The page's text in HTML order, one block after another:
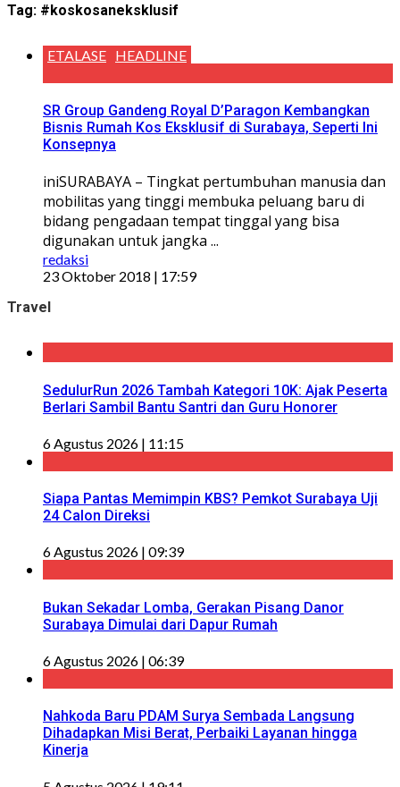
Tag: #koskosaneksklusif
ETALASE HEADLINE
SR Group Gandeng Royal D’Paragon Kembangkan
Bisnis Rumah Kos Eksklusif di Surabaya, Seperti Ini
Konsepnya
iniSURABAYA – Tingkat pertumbuhan manusia dan
mobilitas yang tinggi membuka peluang baru di
bidang pengadaan tempat tinggal yang bisa
digunakan untuk jangka ...
redaksi
23 Oktober 2018 | 17:59
Travel
SedulurRun 2026 Tambah Kategori 10K: Ajak Peserta
Berlari Sambil Bantu Santri dan Guru Honorer
6 Agustus 2026 | 11:15
Siapa Pantas Memimpin KBS? Pemkot Surabaya Uji
24 Calon Direksi
6 Agustus 2026 | 09:39
Bukan Sekadar Lomba, Gerakan Pisang Danor
Surabaya Dimulai dari Dapur Rumah
6 Agustus 2026 | 06:39
Nahkoda Baru PDAM Surya Sembada Langsung
Dihadapkan Misi Berat, Perbaiki Layanan hingga
Kinerja